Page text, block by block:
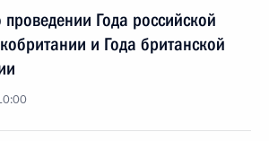
Года российской
и Года британской